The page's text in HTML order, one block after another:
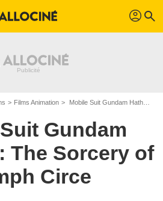
profil search
Films Animation Mobile Suit Gundam Hathaway: The Sorcery of Nymph Circe de Shûkô Murase
Gundam
The Sorcery of
Circe